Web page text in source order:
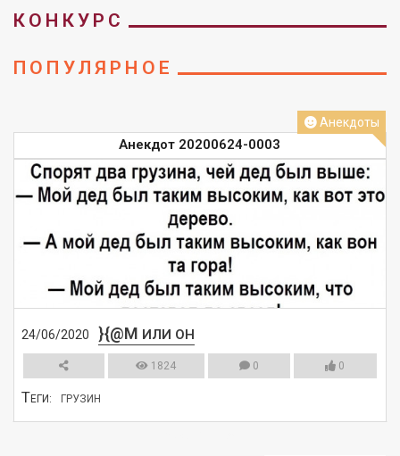
КОНКУРС
ПОПУЛЯРНОЕ
Анекдот 20200624-0003
24/06/2020 }{@M ИЛИ ОН
1824 0 0
Анекдоты
ТЕГИ: ГРУЗИН